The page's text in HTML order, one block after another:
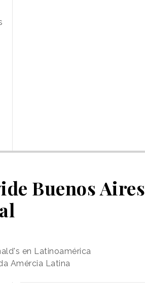
Buenos Aires
en Latinoamérica
Amércia Latina